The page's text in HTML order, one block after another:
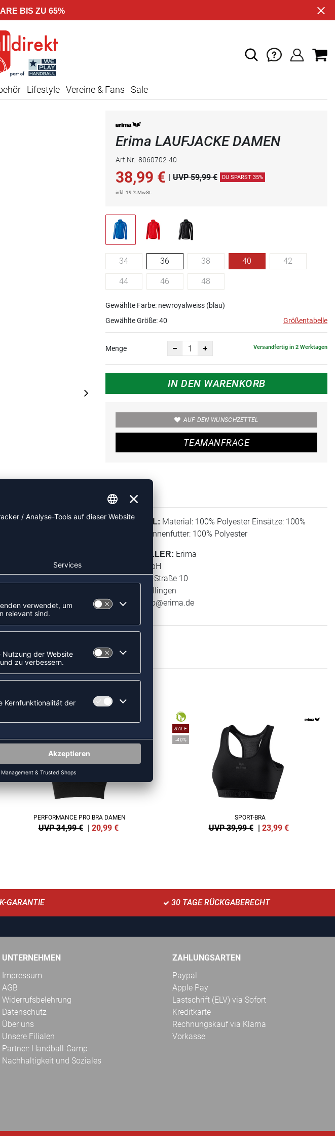
BIS ZU 65%
Lifestyle Vereine & Fans Sale
Erima LAUFJACKE DAMEN
Art.Nr.: 8060702-40
38,99 € | UVP 59,99 € DU SPARST 35%
inkl. 19 % MwSt.
34 36 38 40 42
44 46 48
Gewählte Farbe: newroyalweiss (blau)
Gewählte Größe:40 Größentabelle
Menge Versandfertig in 2 Werktagen
IN DEN WARENKORB
AUF DEN WUNSCHZETTEL
TEAMANFRAGE
seitliche Mesheinsätze
wasserabweisend
MATERIAL: Material: 100% Polyester Einsätze: 100%
Polyester Innenfutter: 100% Polyester
HERSTELLER: Erima
Erima GmbH
Carl-Zeiss-Straße 10
72793 Pfullingen
E-Mail:
info@erima.de
RUNNING
-40%
PERFORMANCE PRO BRA DAMEN
UVP 34,99 € | 20,99 €
SALE
-40%
SPORT-BRA
UVP 39,99 € | 23,99 €
GARANTIE 30 TAGE RÜCKGABERECHT
UNTERNEHMEN
Impressum
AGB
Widerrufsbelehrung
Datenschutz
Über uns
Unsere Filialen
Partner: Handball-Camp
Nachhaltigkeit und Soziales
ZAHLUNGSARTEN
Paypal
Apple Pay
Lastschrift (ELV) via Sofort
Kreditkarte
Rechnungskauf via Klarna
Vorkasse